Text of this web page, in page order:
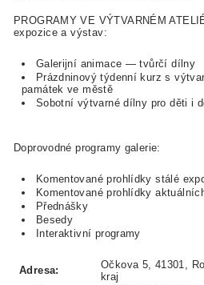
PROGRAMY VE VÝTVARNÉM
expozice a výstav:
Galerijní animace — tvůrčí dílny
Prázdninový týdenní kurz s
památek ve městě
Sobotní výtvarné dílny pro děti i
Doprovodné programy galerie:
Komentované prohlídky stálé
Komentované prohlídky
Přednášky
Besedy
Interaktivní programy
Adresa:
Očkova 5, 41301,
kraj